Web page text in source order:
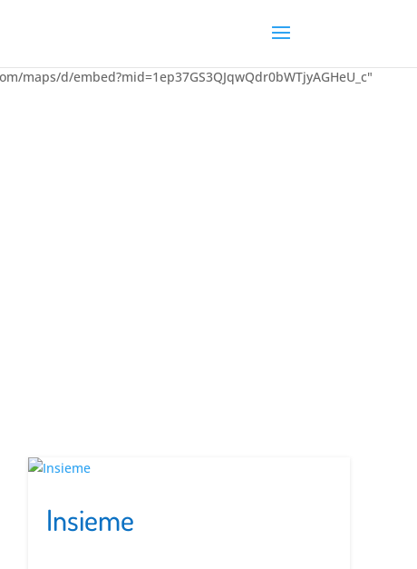
maps/d/embed?mid=1ep37GS3QJqwQdr0bWTjyAGHeU_c"
Insieme